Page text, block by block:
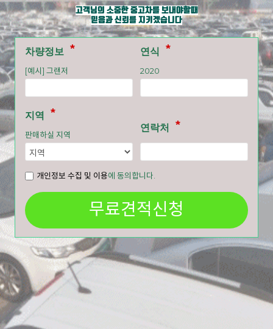
고객님의 소중한 중고차를 보내야할때
믿음과 신뢰를 지키겠습니다
차량정보
[예시] 그랜저
연식
2020
지역
판매하실 지역
연락처
개인정보 수집 및 이용에 동의합니다.
무료견적신청